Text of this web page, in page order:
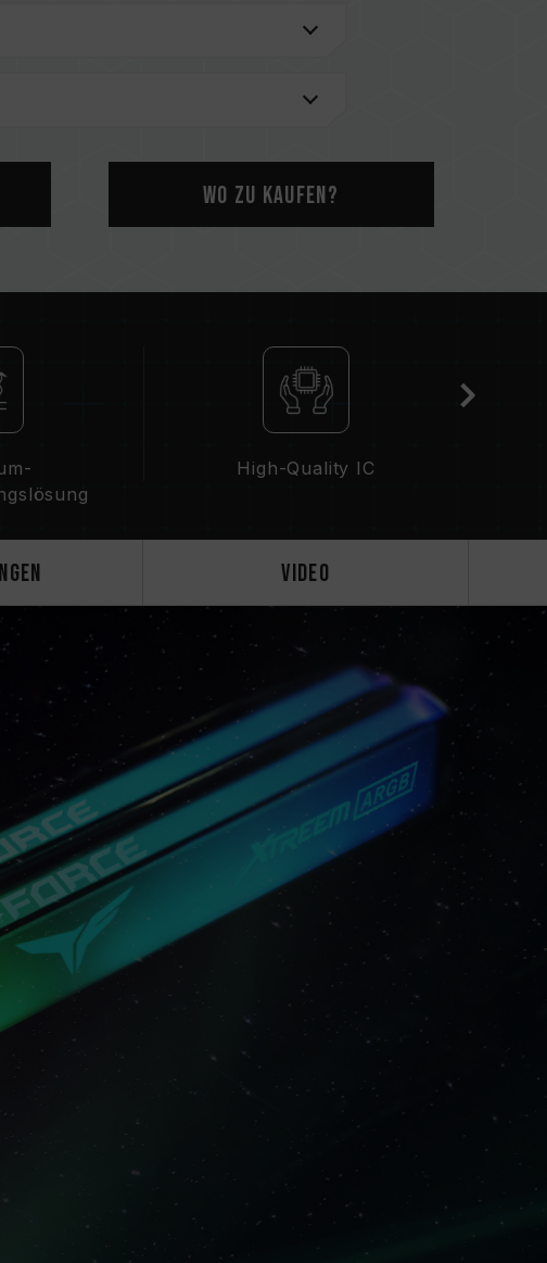
I751093)
zur Senkung des Stromverbrauchs
USA: US12111715B2)
von Speicherprodukten die vom Motherboard-
(Qualified Vendor List)-Kompatibilitätsliste.
mit unterschiedlichen Kapazitäten,
Mischen verschiedener Kits kann zur Instabilität
beim Booten führen.
können die Betriebsfrequenz des Speichers
des Speichers hängt von den BIOS-
der Kompatibilität von Motherboard und CPU ab.
(AMD) nicht aktiviert ist, läuft der Speicher mit
Standard), z. B. DDR5-4800 (oder
Phänomen und kein Produktfehler.
manuell aktiviert werden. Manche
Frequenz nicht erreichen, da die
den Systemeinstellungen abhängt.
Aktivierung von XMP 3.0 / EXPO-Einstellungen)
und kann die Systemstabilität beinträchtigen.
des Systems führt, kehren Sie bitte zu den
zurück.
Speichermoduls ist die maximal erreichbare
von allen Systemen erreicht werden können.
Motherboard und Ihr Prozessor die
(XMP 3.0 / EXPO) unterstützen;
eventuell nicht die angegebene
werden unter normalen Spannungsbedingungen
Prozessor oder dem Motherboard wenden Sie
des Prozessor- oder Motherboard-
Wo zu kaufen?
High-Quality IC
Video